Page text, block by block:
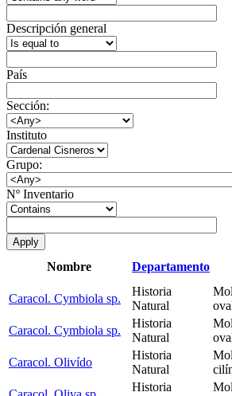
Descripción general
País
Sección:
Instituto
Grupo:
Nº Inventario
Nombre Departamento
Caracol. Cymbiola sp.
Historia
Natural
Caracol. Cymbiola sp.
Historia
Natural
Caracol. Olivído
Historia
Natural
Historia